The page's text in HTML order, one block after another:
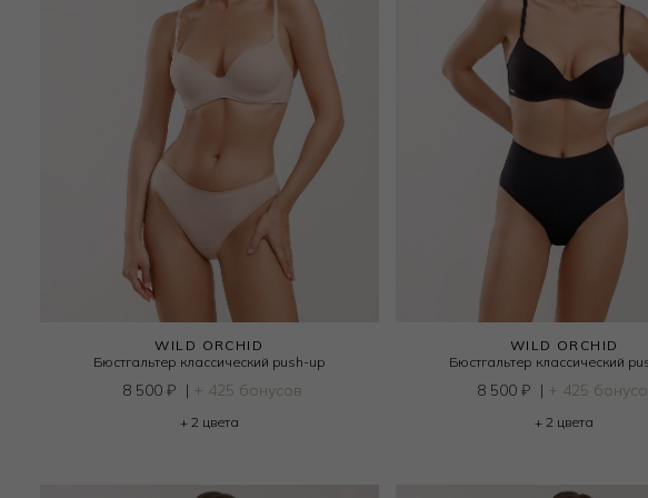
WILD ORCHID
Бюстгальтер классический push-up
8 500 ₽ | + 425 бонусов
+ 2 цвета
WILD ORCHID
Бюстгальтер классический
8 500₽ | + 425
+ 2 цвета